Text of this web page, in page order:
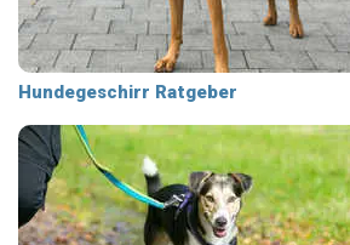
Hundegeschirr Ratgeber